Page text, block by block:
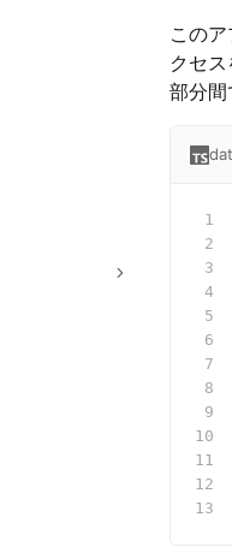
この
クセ
部分間